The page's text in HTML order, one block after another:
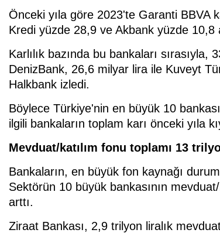
Önceki yıla göre 2023'te Garanti BBVA
Kredi yüzde 28,9 ve Akbank yüzde 10,8
Karlılık bazında bu bankaları
DenizBank, 26,6 milyar lira ile Kuveyt
Halkbank izledi.
Böylece Türkiye'nin en büyük 10
ilgili bankaların toplam karı önceki yıla
Mevduat/katılım fonu toplamı 13
Bankaların, en büyük fon kaynağı
Sektörün 10 büyük bankasının
arttı.
Ziraat Bankası, 2,9 trilyon liralık